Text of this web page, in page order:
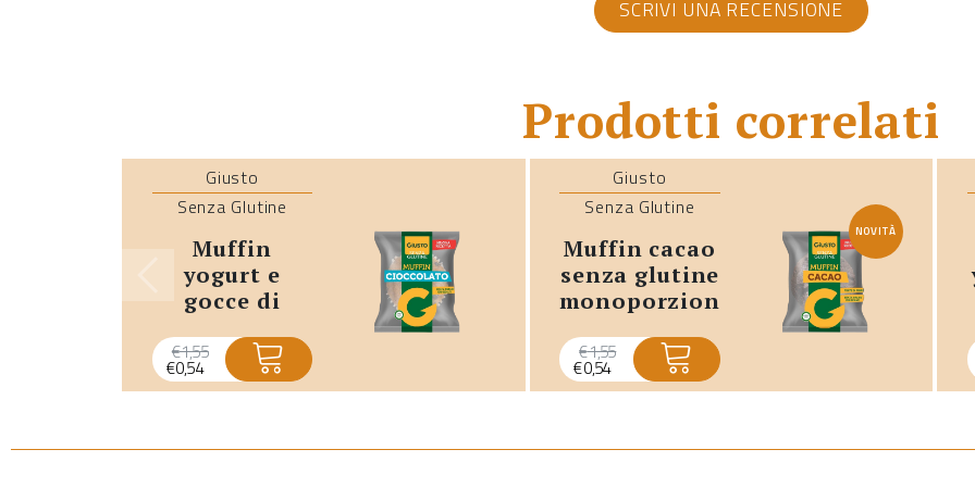
SCRIVI UNA RECENSIONE
Prodotti correlati
Giusto
Senza Glutine
muffin
yogurt e
gocce di
senza glutine
monoporzione
breve
€1,55
€0,54
Giusto
Senza Glutine
muffin cacao
senza glutine
monoporzione
scadenza
breve
€1,55
€0,54
NOVITÀ